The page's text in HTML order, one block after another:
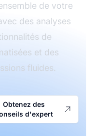
de votre
des analyses
de
et des
fluides.
Obtenez des
d'expert